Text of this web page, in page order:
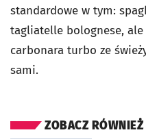
standardowe w tym:
tagliatelle bolognese,
carbonara turbo ze
sami.
ZOBACZ RÓWNIEŻ